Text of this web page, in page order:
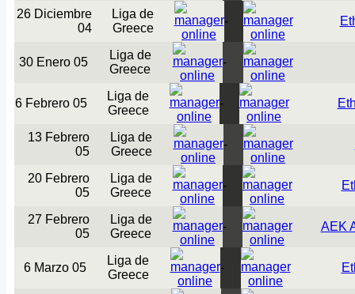
26 Diciembre
04
Liga de
Greece
-
30 Enero 05
Liga de
Greece
-
6 Febrero 05
Liga de
Greece
-
13 Febrero
05
Liga de
Greece
-
20 Febrero
05
Liga de
Greece
-
27 Febrero
05
Liga de
Greece
- AEK
6 Marzo 05
Liga de
Greece
-